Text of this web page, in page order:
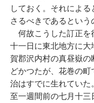
しておく。それによ
さるべきであるという
何故こうした訂正を
十一日に東北地方に
賀郡沢内村の真昼嶽
どかつたが、花巻の
治はすでに生れてい
至一週間前の七月十